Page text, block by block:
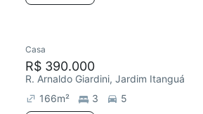
Casa
R$ 390.000
R. Arnaldo Giardini, Jardim Itanguá
166m² 3
5